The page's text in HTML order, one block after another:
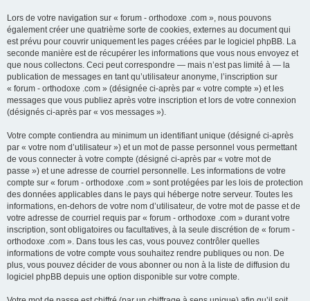
Lors de votre navigation sur « forum - orthodoxe .com », nous pouvons
également créer une quatrième sorte de cookies, externes au document qui
est prévu pour couvrir uniquement les pages créées par le logiciel phpBB. La
seconde manière est de récupérer les informations que vous nous envoyez et
que nous collectons. Ceci peut correspondre — mais n’est pas limité à — la
publication de messages en tant qu’utilisateur anonyme, l’inscription sur
« forum - orthodoxe .com » (désignée ci-après par « votre compte ») et les
messages que vous publiez après votre inscription et lors de votre connexion
(désignés ci-après par « vos messages »).
Votre compte contiendra au minimum un identifiant unique (désigné ci-après
par « votre nom d’utilisateur ») et un mot de passe personnel vous permettant
de vous connecter à votre compte (désigné ci-après par « votre mot de
passe ») et une adresse de courriel personnelle. Les informations de votre
compte sur « forum - orthodoxe .com » sont protégées par les lois de protection
des données applicables dans le pays qui héberge notre serveur. Toutes les
informations, en-dehors de votre nom d’utilisateur, de votre mot de passe et de
votre adresse de courriel requis par « forum - orthodoxe .com » durant votre
inscription, sont obligatoires ou facultatives, à la seule discrétion de « forum -
orthodoxe .com ». Dans tous les cas, vous pouvez contrôler quelles
informations de votre compte vous souhaitez rendre publiques ou non. De
plus, vous pouvez décider de vous abonner ou non à la liste de diffusion du
logiciel phpBB depuis une option disponible sur votre compte.